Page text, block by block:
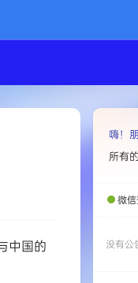
中国的
嗨！
所有
微
没有公